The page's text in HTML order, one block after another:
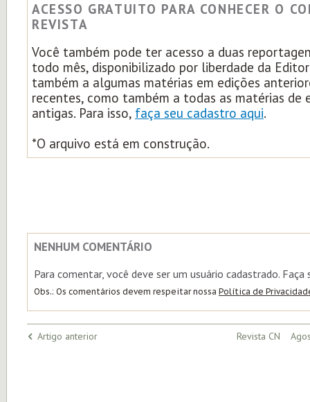
ACESSO GRATUITO PARA CONHECER O
REVISTA
Você também pode ter acesso a duas
todo mês, disponibilizado por liberdade da
também a algumas matérias em edições
recentes, como também a todas as matérias de
antigas. Para isso, faça seu cadastro aqui.
*O arquivo está em construção.
NENHUM COMENTÁRIO
Para comentar, você deve ser um usuário cadastrado. Faça
Obs.: Os comentários devem respeitar nossa Política de
Artigo anterior Revista CN